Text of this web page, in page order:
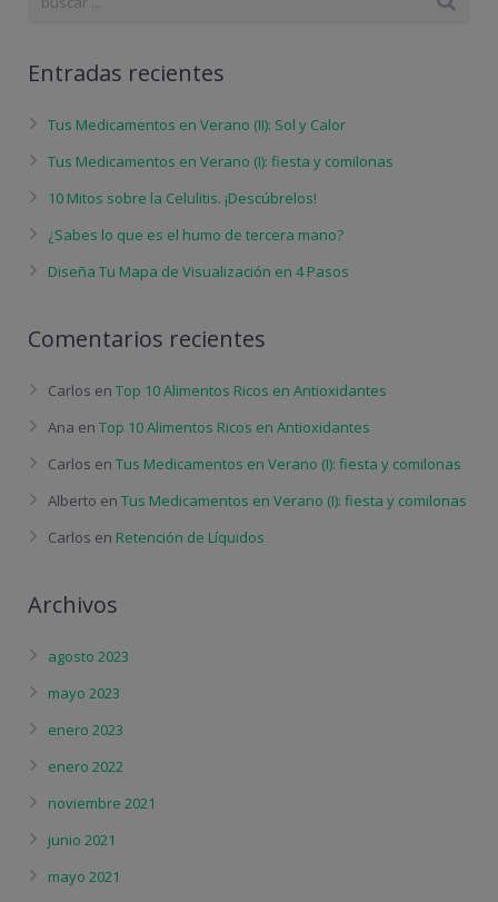
Entradas recientes
Tus Medicamentos en Verano (II): Sol y Calor
Tus Medicamentos en Verano (I): fiesta y comilonas
10 Mitos sobre la Celulitis. ¡Descúbrelos!
¿Sabes lo que es el humo de tercera mano?
Diseña Tu Mapa de Visualización en 4 Pasos
Comentarios recientes
Carlos en Top 10 Alimentos Ricos en Antioxidantes
Ana en Top 10 Alimentos Ricos en Antioxidantes
Carlos en Tus Medicamentos en Verano (I): fiesta y comilonas
Alberto en Tus Medicamentos en Verano (I): fiesta y comilonas
Carlos en Retención de Líquidos
Archivos
agosto 2023
mayo 2023
enero 2023
enero 2022
noviembre 2021
junio 2021
mayo 2021